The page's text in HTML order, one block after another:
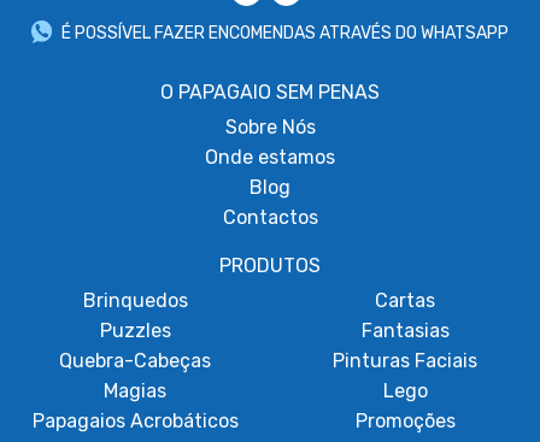
É POSSÍVEL FAZER ENCOMENDAS ATRAVÉS DO WHATSAPP
O PAPAGAIO SEM PENAS
Sobre Nós
Onde estamos
Blog
Contactos
PRODUTOS
Brinquedos
Puzzles
Quebra-Cabeças
Magias
Papagaios Acrobáticos
Cartas
Fantasias
Pinturas Faciais
Lego
Promoções